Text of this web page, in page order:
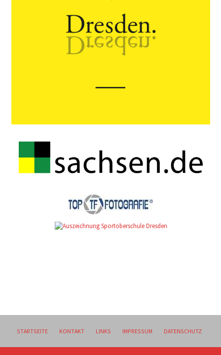
STARTSEITE KONTAKT LINKS IMPRESSUM DATENSCHUTZ